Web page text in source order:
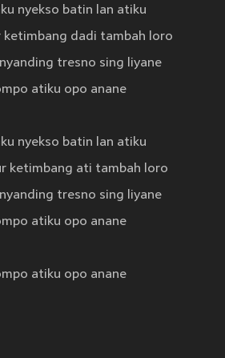
nyekso batin lan atiku
ketimbang dadi tambah loro
tresno sing liyane
atiku opo anane
nyekso batin lan atiku
ketimbang ati tambah loro
tresno sing liyane
atiku opo anane
atiku opo anane